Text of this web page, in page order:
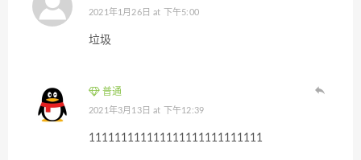
2021年1月26日 at 下午5:00
垃圾
普通
2021年3月13日 at 下午12:39
111111111111111111111111111